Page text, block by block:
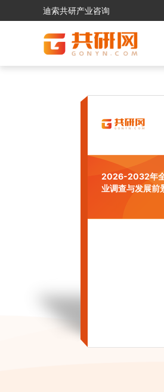
迪索共研产业咨询
2026-2032年
业调查与发展前